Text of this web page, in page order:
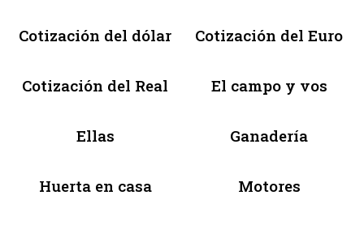
Cotización del dólar Cotización del Euro
Cotización del Real El campo y vos
Ellas Ganadería
Huerta en casa Motores